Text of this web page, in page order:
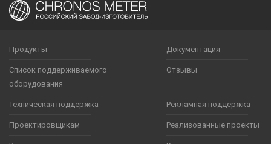
Продукты Документация
Список поддерживаемого
оборудования
Отзывы
Техническая поддержка Рекламная поддержка
Проектировщикам Реализованные проекты